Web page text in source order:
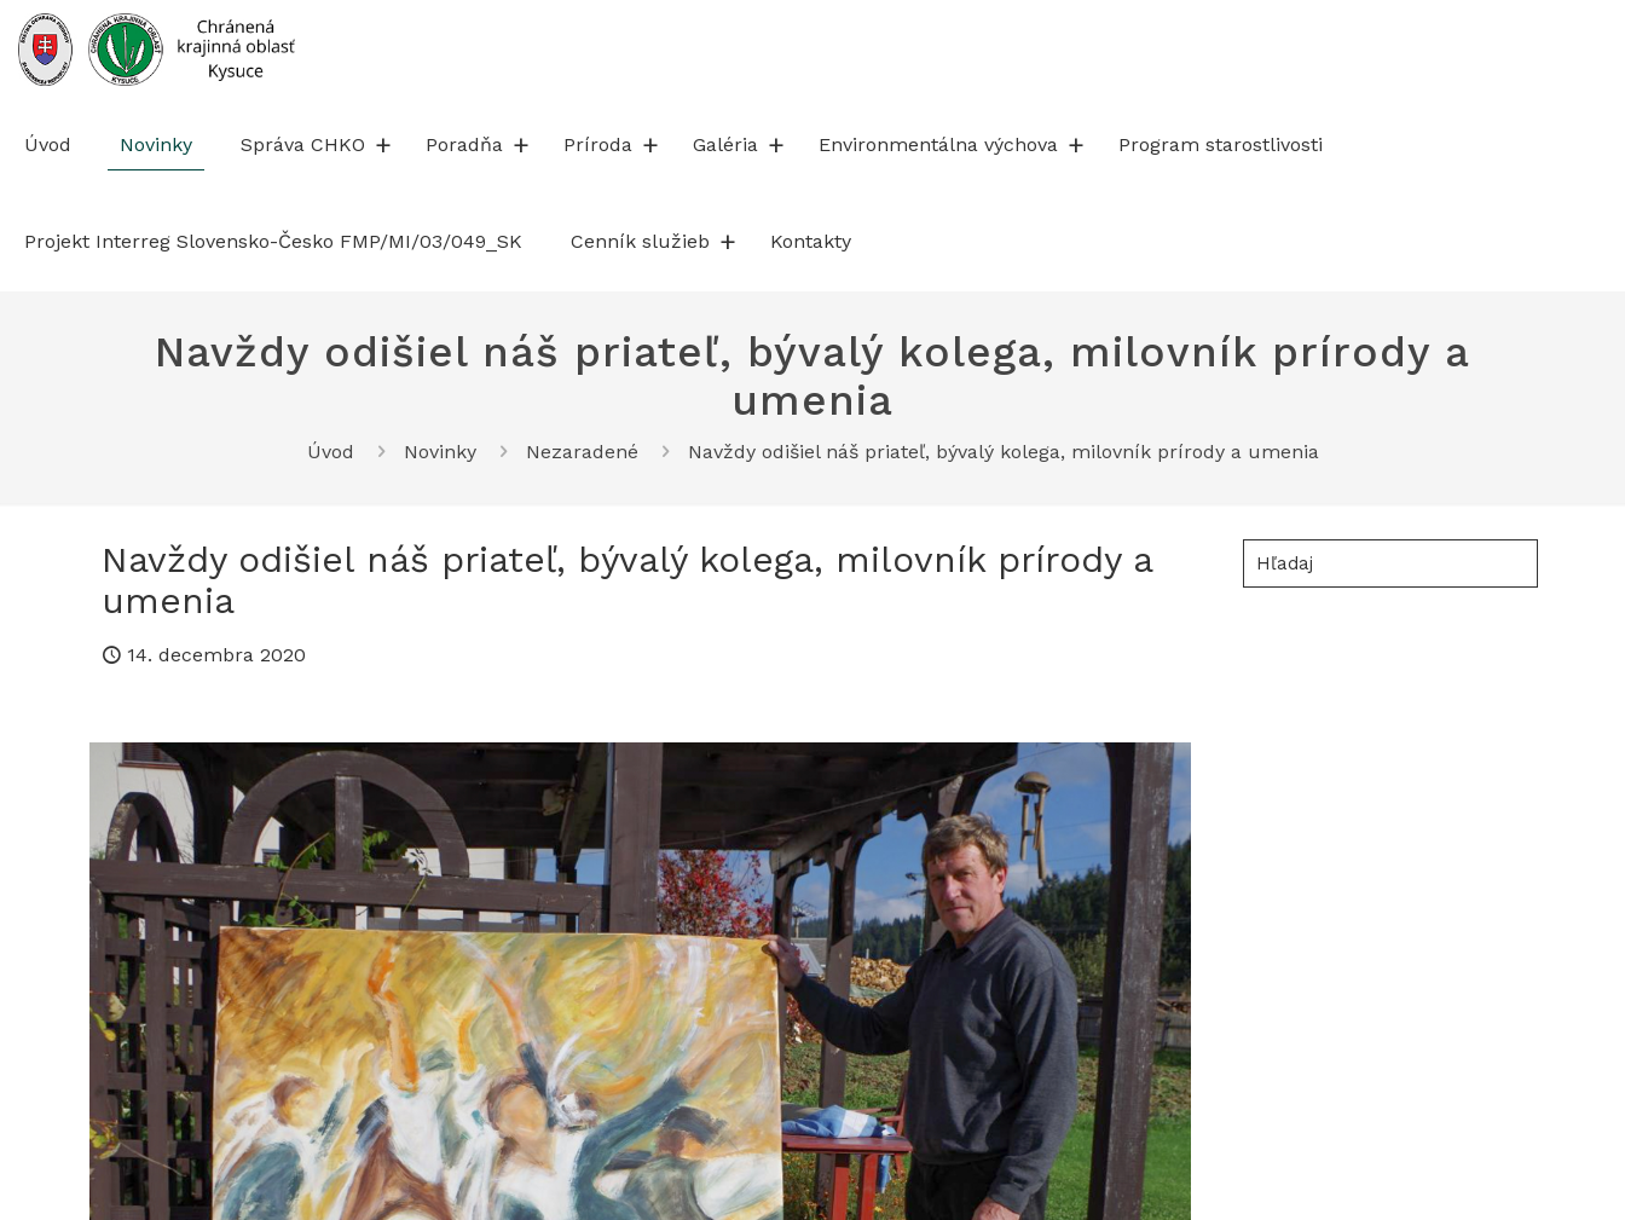
Prejsť
na
obsah
Úvod Novinky Správa CHKO Poradňa Príroda Galéria Environmentálna výchova Program starostlivosti
Projekt Interreg Slovensko-Česko FMP/MI/03/049_SK Cenník služieb Kontakty
Navždy odišiel náš priateľ, bývalý kolega, milovník prírody a
umenia
Úvod Novinky Nezaradené Navždy odišiel náš priateľ, bývalý kolega, milovník prírody a umenia
Navždy odišiel náš priateľ, bývalý kolega, milovník prírody a
umenia
14. decembra 2020
Hľadaj